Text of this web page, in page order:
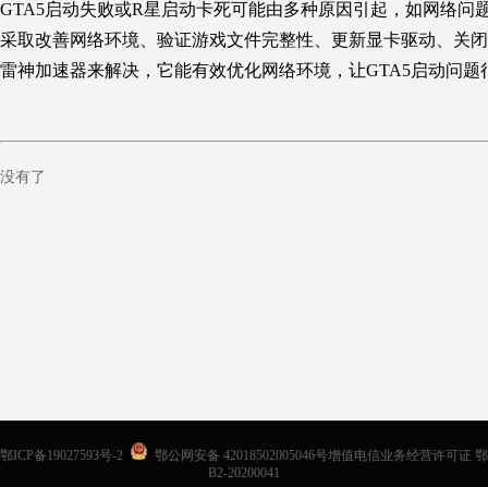
GTA5启动失败或R星启动卡死可能由多种原因引起，如网络
采取改善网络环境、验证游戏文件完整性、更新显卡驱动、关
雷神加速器来解决，它能有效优化网络环境，让GTA5启动问
没有了
鄂ICP备19027593号-2
鄂公网安备 42018502005046号增值电信业务经营许可证 鄂
B2-20200041